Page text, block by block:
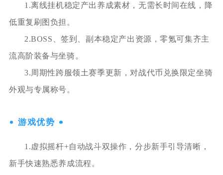
1.离线挂机稳定产出养成素材，无需长时间在线，降
低重复刷图负担。
2.BOSS、签到、副本稳定产出资源，零氪可集齐主
流高阶装备与坐骑。
3.周期性跨服领土赛季更新，对战代币兑换限定坐骑
外观与专属称号。
游戏优势
1.虚拟摇杆+自动战斗双操作，分步新手引导清晰，
新手快速熟悉养成流程。